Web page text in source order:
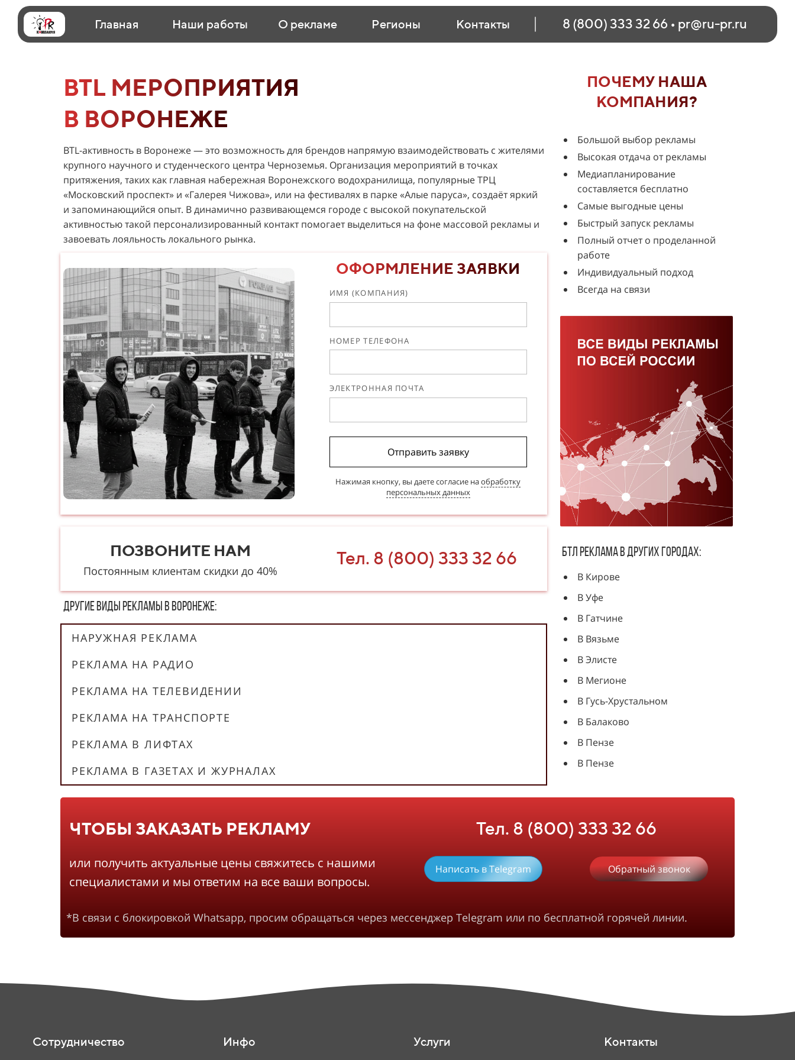
Главная Наши работы О рекламе Регионы Контакты 8 (800) 333 32 66 • pr@ru-pr.ru
BTL МЕРОПРИЯТИЯ
В ВОРОНЕЖЕ
BTL-активность в Воронеже — это возможность для брендов напрямую взаимодействовать с жителями
крупного научного и студенческого центра Черноземья. Организация мероприятий в точках
притяжения, таких как главная набережная Воронежского водохранилища, популярные ТРЦ
«Московский проспект» и «Галерея Чижова», или на фестивалях в парке «Алые паруса», создаёт яркий
и запоминающийся опыт. В динамично развивающемся городе с высокой покупательской
активностью такой персонализированный контакт помогает выделиться на фоне массовой рекламы и
завоевать лояльность локального рынка.
ОФОРМЛЕНИЕ ЗАЯВКИ
ИМЯ (КОМПАНИЯ)
НОМЕР ТЕЛЕФОНА
ЭЛЕКТРОННАЯ ПОЧТА
Отправить заявку
Нажимая кнопку, вы даете согласие наобработку
персональных данных
ПОЗВОНИТЕ НАМ
Постоянным клиентам скидки до 40%
Тел. 8 (800) 333 32 66
Другие в​​​​иды рекламы в Воронеже:
НАРУЖНАЯ РЕКЛАМА
РЕКЛАМА НА РАДИО
РЕКЛАМА НА ТЕЛЕВИДЕНИИ
РЕКЛАМА НА ТРАНСПОРТЕ
РЕКЛАМА В ЛИФТАХ
РЕКЛАМА В ГАЗЕТАХ И ЖУРНАЛАХ
ПОЧЕМУ НАША
КОМПАНИЯ?
Большой выбор рекламы
Высокая отдача от рекламы
Медиапланирование
составляется бесплатно
Самые выгодные цены
Быстрый запуск рекламы
Полный отчет о проделанной
работе
Индивидуальный подход
Всегда на связи
БТЛ Реклама в других городах:
В Кирове
В Уфе
В Гатчине
В Вязьме
В Элисте
В Мегионе
В Гусь-Хрустальном
В Балаково
В Пензе
В Пензе
ЧТОБЫ ЗАКАЗАТЬ РЕКЛАМУ
или получить актуальные цены свяжитесь с нашими
специалистами и мы ответим на все ваши вопросы.
Тел. 8 (800) 333 32 66
Написать в Telegram Обратный звонок
*В связи с блокировкой Whatsapp, просим обращаться через мессенджер Telegram или по бесплатной горячей линии.
Сотрудничество Инфо Услуги Контакты